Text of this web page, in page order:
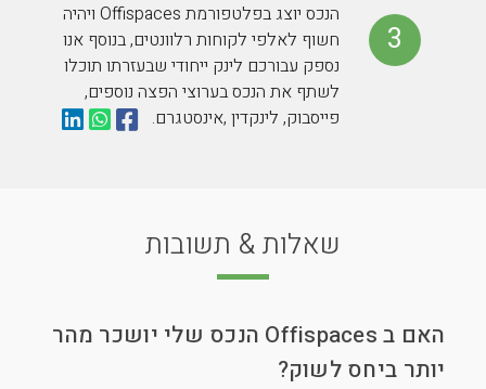
3
הנכס יוצג בפלטפורמת Offispaces ויהיה
חשוף לאלפי לקוחות רלוונטים, בנוסף אנו
נספק עבורכם לינק ייחודי שבעזרתו תוכלו
לשתף את הנכס בערוצי הפצה נוספים,
פייסבוק, לינקדין ,אינסטגרם.
שאלות & תשובות
האם ב Offispaces הנכס שלי יושכר מהר
יותר ביחס לשוק?